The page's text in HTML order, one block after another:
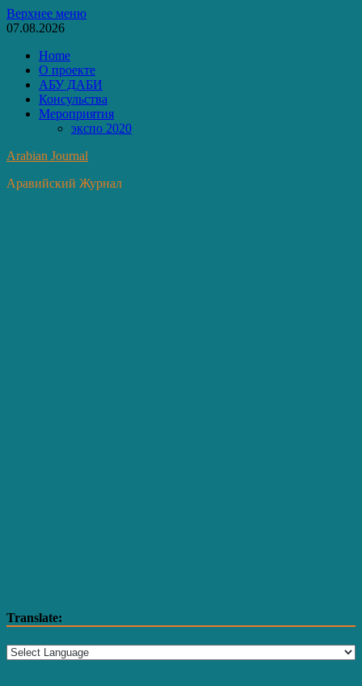
Перейти
к
Верхнее меню
07.08.2026
Home
О проекте
АБУ ДАБИ
Консульства
Мероприятия
экспо 2020
Arabian Journal
Аравийский Журнал
Translate: